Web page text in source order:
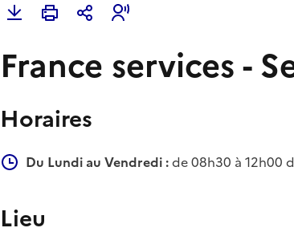
France services -
Horaires
Du Lundi au Vendredi :de 08h30 à 12h00
Lieu